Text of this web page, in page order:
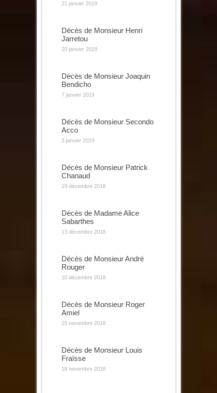
21 janvier 2019
Décès de Monsieur Henri
Jarretou
20 janvier 2019
Décès de Monsieur Joaquin
Bendicho
7 janvier 2019
Décès de Monsieur Secondo
Acco
3 janvier 2019
Décès de Monsieur Patrick
Chanaud
19 décembre 2018
Décès de Madame Alice
Sabarthes
13 décembre 2018
Décès de Monsieur André
Rouger
10 décembre 2018
Décès de Monsieur Roger
Amiel
25 novembre 2018
Décès de Monsieur Louis
Fraïsse
18 novembre 2018